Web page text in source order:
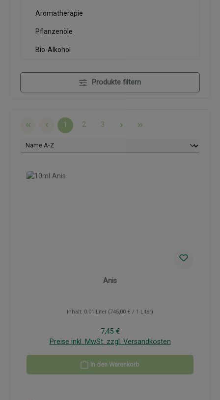
Aromatherapie
Pflanzenöle
Bio-Alkohol
Produkte filtern
Seite
1 Seite
2 Seite
3
Anis
Inhalt: 0.01 Liter (745,00 € / 1 Liter)
Regulärer Preis:
7,45 €
Preise inkl. MwSt. zzgl. Versandkosten
In den Warenkorb